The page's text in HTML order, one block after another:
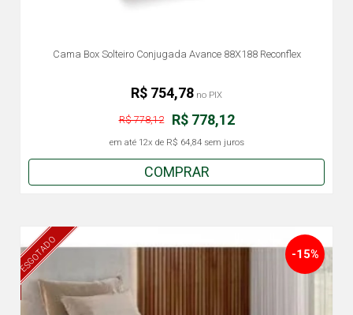
Cama Box Solteiro Conjugada Avance 88X188 Reconflex
R$ 778,12
R$ 778,12
em até 12x de R$ 64,84sem juros
R$ 754,78 no PIX
COMPRAR
ESGOTADO -15%